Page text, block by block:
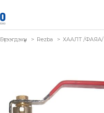
Бүтээгдэхүүн Rezba ХААЛТ /ФАЯА/